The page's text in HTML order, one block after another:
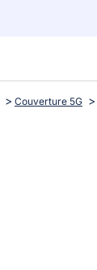
Couverture 5G